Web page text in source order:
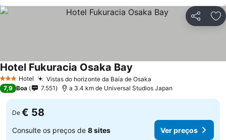
Partilhar
3 EstrelasHotel Vistas do horizonte da Baía de Osaka
Hotel Fukuracia Osaka Bay
7,9 Boa 7.551 a 3.4 km de Universal Studios Japan
De € 58
Consulte os preços de 8 sites Ver preços